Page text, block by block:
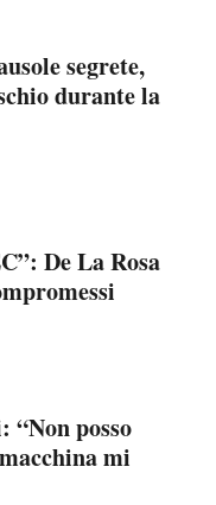
segrete,
durante la
De La Rosa
“Non posso
mi